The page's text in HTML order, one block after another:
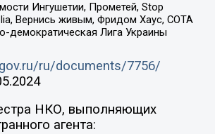
Ингушетии, Прометей, Stop
Вернись живым, Фридом Хаус, СОТА
демократическая Лига Украины
ru/documents/7756/
НКО, выполняющих
агента: